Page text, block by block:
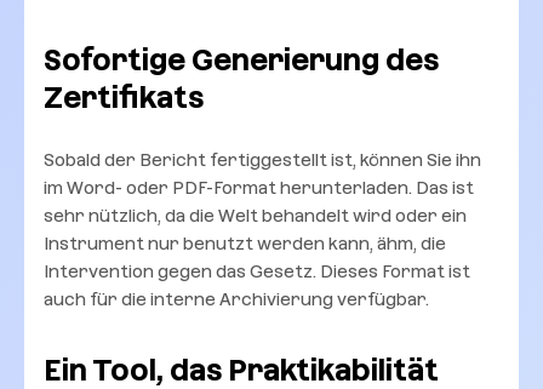
Sofortige Generierung des
Zertifikats
Sobald der Bericht fertiggestellt ist, können Sie ihn
im Word- oder PDF-Format herunterladen. Das ist
sehr nützlich, da die Welt behandelt wird oder ein
Instrument nur benutzt werden kann, ähm, die
Intervention gegen das Gesetz. Dieses Format ist
auch für die interne Archivierung verfügbar.
Ein Tool, das Praktikabilität